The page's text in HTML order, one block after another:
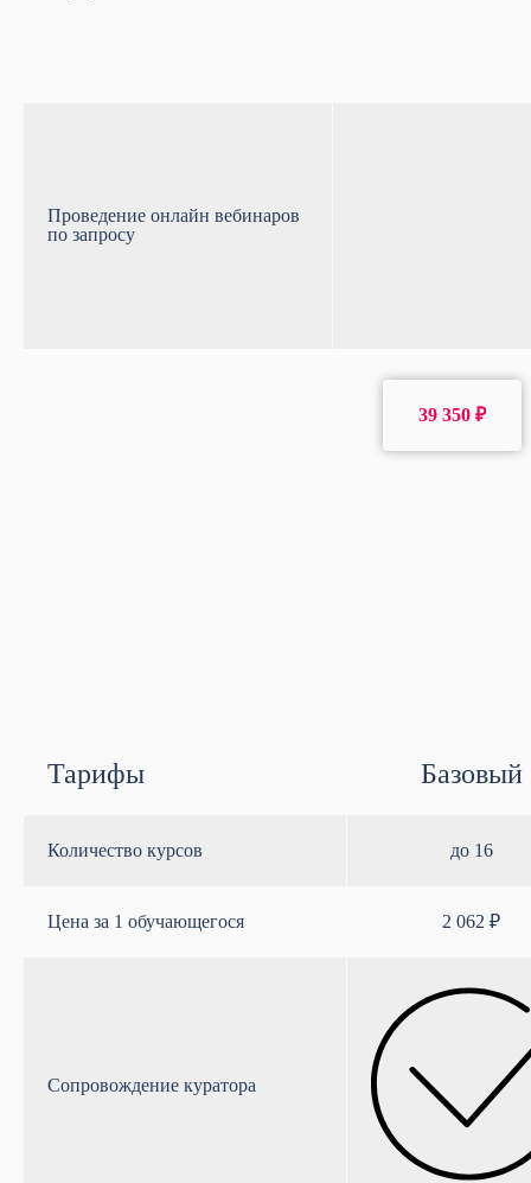
Проведение онлайн вебинаров
по запросу
39 350 ₽
Тарифы Базовый
Количество курсов до 16
Цена за 1 обучающегося 2 062 ₽
Сопровождение куратора